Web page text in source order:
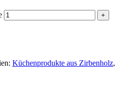
Küchenprodukte aus Zirbenholz,